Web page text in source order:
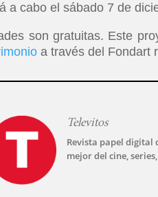
a cabo el sábado 7 de
son gratuitas. Este
a través del Fondart
Televitos
Revista papel digital
mejor del cine,